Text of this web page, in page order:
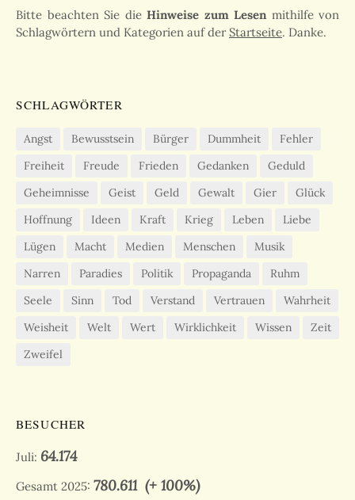
Bitte beachten Sie dieHinweise zum Lesenmithilfe von
Schlagwörtern und Kategorien auf der Startseite. Danke.
SCHLAGWÖRTER
Angst Bewusstsein Bürger Dummheit
Fehler
Freiheit
Freude Frieden Gedanken
Geduld
Geheimnisse
Geist Geld Gewalt Gier
Glück
Hoffnung
Ideen Kraft Krieg Leben
Liebe
Lügen
Macht Medien Menschen
Musik
Narren
Paradies Politik Propaganda
Ruhm
Seele
Sinn Tod Verstand Vertrauen
Wahrheit
Weisheit
Welt Wert Wirklichkeit Wissen
Zeit
Zweifel
BESUCHER
Juli: 64.174
Gesamt 2025: 780.611(+ 100%)